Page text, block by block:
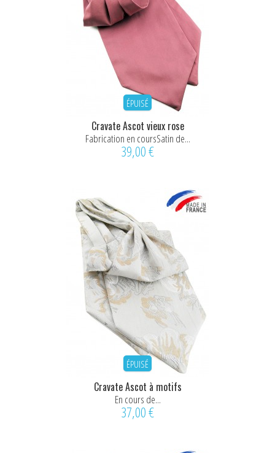
ÉPUISÉ
Cravate Ascot vieux rose
Fabrication en coursSatin de...
39,00 €
ÉPUISÉ
Cravate Ascot à motifs
En cours de...
37,00 €